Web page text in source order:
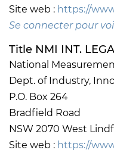
Site web : https://
Se connecter pour
Title NMI INT.
National
Dept. of Industry,
P.O. Box 264
Bradfield Road
NSW 2070 West
Site web : https://